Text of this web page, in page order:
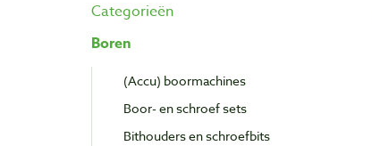
Categorieën
Boren
(Accu) boormachines
Boor- en schroef sets
Bithouders en schroefbits